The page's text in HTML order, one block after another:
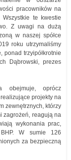
pracowników na
te kwestie
Z uwagi na dużą
w naszej spółce
roku utrzymaliśmy
ponad trzyipółkrotnie
Dąbrowski, prezes
obejmuje, oprócz
projekty na
zewnętrznych, którzy
zagrożeń, reagują na
wykonania prac,
BHP. W sumie 126
za bezpieczną